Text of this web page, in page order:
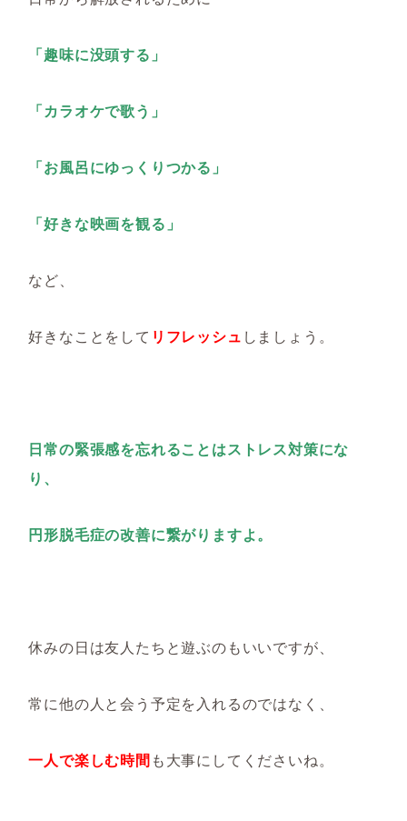
「趣味に没頭する」
「カラオケで歌う」
「お風呂にゆっくりつかる」
「好きな映画を観る」
など、
好きなことをして リフレッシュ しましょう。
日常の緊張感を忘れることはストレス対策にな
り、
円形脱毛症の改善に繋がりますよ。
休みの日は友人たちと遊ぶのもいいですが、
常に他の人と会う予定を入れるのではなく、
一人で楽しむ時間も大事にしてくださいね。